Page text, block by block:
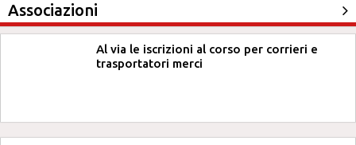
Associazioni
Al via le iscrizioni al corso per corrieri e
trasportatori merci